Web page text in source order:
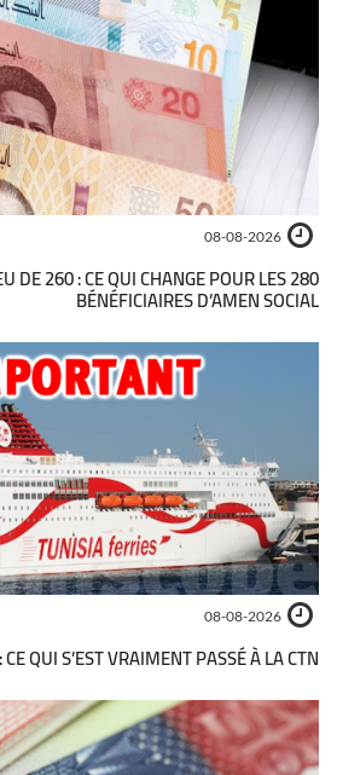
08-08-2026
DE 260 : CE QUI CHANGE POUR LES
BÉNÉFICIAIRES D’AMEN SOCIAL
08-08-2026
QUI S’EST VRAIMENT PASSÉ À LA CTN !